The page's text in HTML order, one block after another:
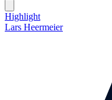
Highlight
Lars Heermeier